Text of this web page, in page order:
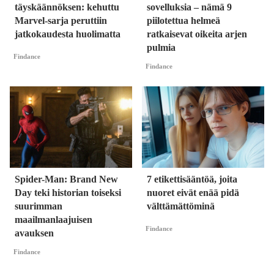
täyskäännöksen: kehuttu
Marvel-sarja peruttiin
jatkokaudesta huolimatta
Findance
sovelluksia – nämä 9
piilotettua helmeä
ratkaisevat oikeita arjen
pulmia
Findance
Spider-Man: Brand New
Day teki historian toiseksi
suurimman
maailmanlaajuisen
avauksen
Findance
7 etikettisääntöä, joita
nuoret eivät enää pidä
välttämättöminä
Findance